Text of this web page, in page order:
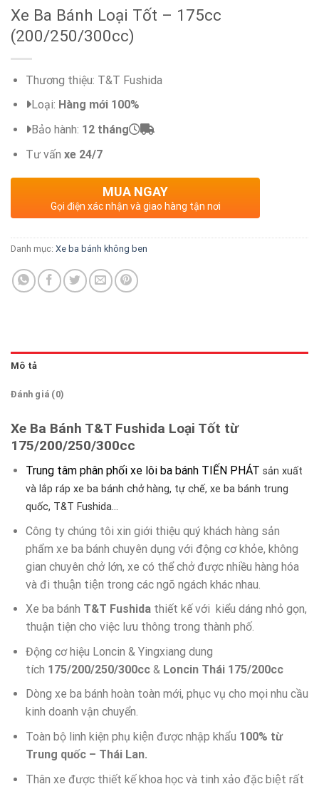
Xe Ba Bánh Loại Tốt – 175cc
(200/250/300cc)
Thương thiệu: T&T Fushida
Loại: Hàng mới 100%
Bảo hành: 12 tháng
Tư vấn xe 24/7
MUA NGAY
Gọi điện xác nhận và giao hàng tận nơi
Danh mục: Xe ba bánh không ben
Mô tả
Đánh giá (0)
Xe Ba Bánh T&T Fushida Loại Tốt từ
175/200/250/300cc
Trung tâm phân phối xe lôi ba bánh TIẾN PHÁT sản xuất
và lắp ráp xe ba bánh chở hàng, tự chế, xe ba bánh trung
quốc, T&T Fushida…
Công ty chúng tôi xin giới thiệu quý khách hàng sản
phẩm xe ba bánh chuyên dụng với động cơ khỏe, không
gian chuyên chở lớn, xe có thể chở được nhiều hàng hóa
và đi thuận tiện trong các ngõ ngách khác nhau.
Xe ba bánh T&T Fushidathiết kế với kiểu dáng nhỏ gọn,
thuận tiện cho việc lưu thông trong thành phố.
Động cơ hiệu Loncin & Yingxiang dung
tích 175/200/250/300cc& Loncin Thái 175/200cc
Dòng xe ba bánh hoàn toàn mới, phục vụ cho mọi nhu cầu
kinh doanh vận chuyển.
Toàn bộ linh kiện phụ kiện được nhập khẩu 100% từ
Trung quốc – Thái Lan.
Thân xe được thiết kế khoa học và tinh xảo đặc biệt rất